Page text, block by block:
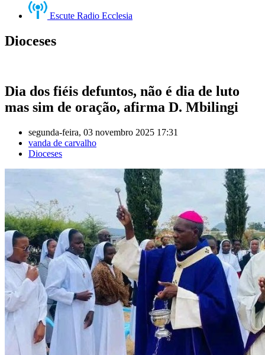
Escute Radio Ecclesia
Dioceses
Dia dos fiéis defuntos, não é dia de luto
mas sim de oração, afirma D. Mbilingi
segunda-feira, 03 novembro 2025 17:31
vanda de carvalho
Dioceses